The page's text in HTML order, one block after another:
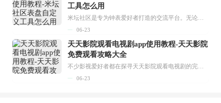
工具怎么用
米坛社区是专为钟表爱好者打造的交流平台。无论你是初涉钟表领域的普通爱好者，还是拥有多年收藏经验的资深玩家，都能在此找到属于自己的天地。 无需注册，就能轻松参与其中。通过专业的讨论论坛与丰富的交互功能，你可与世界各地的钟表爱好者畅快交流。若你钟情于钟表，米坛社区无疑是值得一试的理想之选。在这里，你能获取最新的手表资讯，交流见解，提升鉴赏品味，让每一块手表都成为收藏故事中重要的一部分。感兴趣的朋友，不要错过下载机会。...
06-23
天天影院观看电视剧app使用教程-天天影院
免费观看攻略大全
不少影视爱好者都在探寻天天影院观看电视剧的完整方法，结合最新平台使用规则，本篇新手入门攻略全面讲解观看渠道、检索流程、播放设置以及画面模式调整等实用内容。全文适配手机、电脑等主流设备，步骤简洁易懂，无论是初次使用的新手，还是想要优化观影体验的用户，都能参照内容快速上手，熟练掌握平台各项操作技巧，轻松畅享影视内容。...
06-23